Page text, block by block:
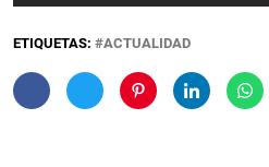
ETIQUETAS: ACTUALIDAD